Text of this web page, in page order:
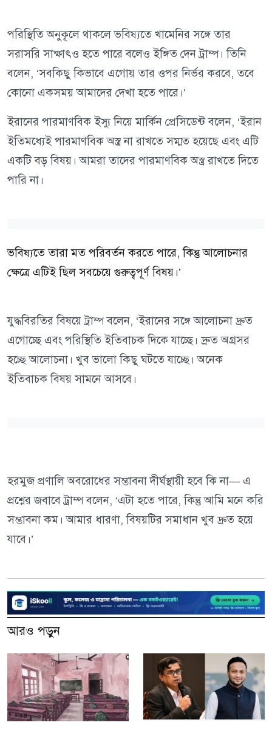
পরিস্থিতি অনুকূলে থাকলে ভবিষ্যতে খামেনির সঙ্গে তার
সরাসরি সাক্ষাৎও হতে পারে বলেও ইঙ্গিত দেন ট্রাম্প। তিনি
বলেন, ‘সবকিছু কিভাবে এগোয় তার ওপর নির্ভর করবে, তবে
কোনো একসময় আমাদের দেখা হতে পারে।’
ইরানের পারমাণবিক ইস্যু নিয়ে মার্কিন প্রেসিডেন্ট বলেন, ‘ইরান
ইতিমধ্যেই পারমাণবিক অস্ত্র না রাখতে সম্মত হয়েছে এবং এটি
একটি বড় বিষয়। আমরা তাদের পারমাণবিক অস্ত্র রাখতে দিতে
পারি না।
ভবিষ্যতে তারা মত পরিবর্তন করতে পারে, কিন্তু আলোচনার
ক্ষেত্রে এটিই ছিল সবচেয়ে গুরুত্বপূর্ণ বিষয়।’
যুদ্ধবিরতির বিষয়ে ট্রাম্প বলেন, ‘ইরানের সঙ্গে আলোচনা দ্রুত
এগোচ্ছে এবং পরিস্থিতি ইতিবাচক দিকে যাচ্ছে। দ্রুত অগ্রসর
হচ্ছে আলোচনা। খুব ভালো কিছু ঘটতে যাচ্ছে। অনেক
ইতিবাচক বিষয় সামনে আসবে।
হরমুজ প্রণালি অবরোধের সম্ভাবনা দীর্ঘস্থায়ী হবে কি না— এ
প্রশ্নের জবাবে ট্রাম্প বলেন, ‘এটা হতে পারে, কিন্তু আমি মনে করি
সম্ভাবনা কম। আমার ধারণা, বিষয়টির সমাধান খুব দ্রুত হয়ে
যাবে।’
আরও পড়ুন